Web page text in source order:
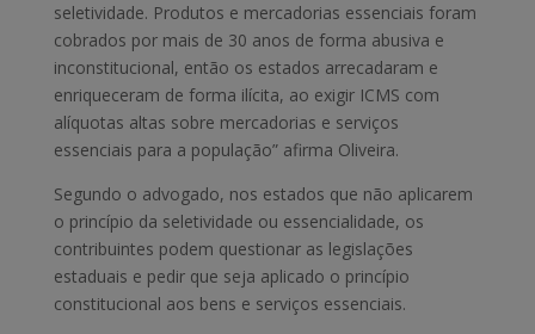
seletividade. Produtos e mercadorias essenciais foram
cobrados por mais de 30 anos de forma abusiva e
inconstitucional, então os estados arrecadaram e
enriqueceram de forma ilícita, ao exigir ICMS com
alíquotas altas sobre mercadorias e serviços
essenciais para a população” afirma Oliveira.
Segundo o advogado, nos estados que não aplicarem
o princípio da seletividade ou essencialidade, os
contribuintes podem questionar as legislações
estaduais e pedir que seja aplicado o princípio
constitucional aos bens e serviços essenciais.